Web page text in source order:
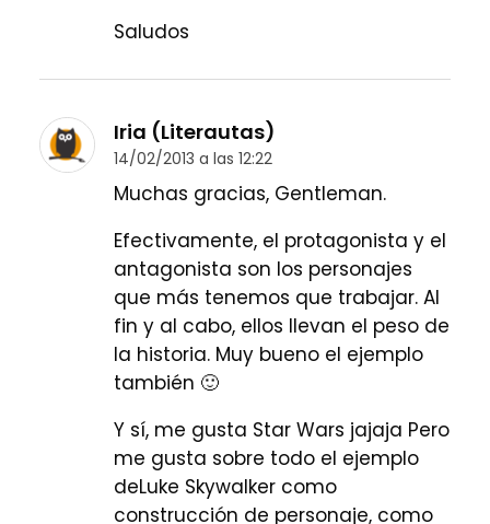
Saludos
Iria (Literautas)
14/02/2013 a las 12:22
Muchas gracias, Gentleman.
Efectivamente, el protagonista y el
antagonista son los personajes
que más tenemos que trabajar. Al
fin y al cabo, ellos llevan el peso de
la historia. Muy bueno el ejemplo
también 🙂
Y sí, me gusta Star Wars jajaja Pero
me gusta sobre todo el ejemplo
deLuke Skywalker como
construcción de personaje, como